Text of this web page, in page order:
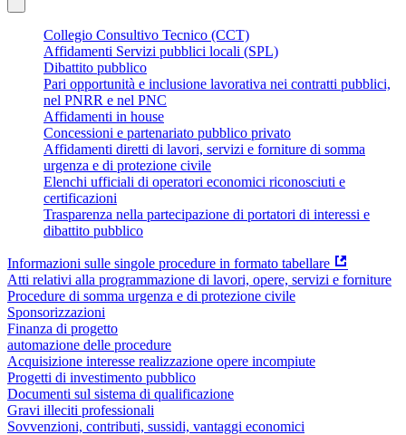
Collegio Consultivo Tecnico (CCT)
Affidamenti Servizi pubblici locali (SPL)
Dibattito pubblico
Pari opportunità e inclusione lavorativa nei contratti pubblici,
nel PNRR e nel PNC
Affidamenti in house
Concessioni e partenariato pubblico privato
Affidamenti diretti di lavori, servizi e forniture di somma
urgenza e di protezione civile
Elenchi ufficiali di operatori economici riconosciuti e
certificazioni
Trasparenza nella partecipazione di portatori di interessi e
dibattito pubblico
Informazioni sulle singole procedure in formato tabellare
Atti relativi alla programmazione di lavori, opere, servizi e forniture
Procedure di somma urgenza e di protezione civile
Sponsorizzazioni
Finanza di progetto
automazione delle procedure
Acquisizione interesse realizzazione opere incompiute
Progetti di investimento pubblico
Documenti sul sistema di qualificazione
Gravi illeciti professionali
Sovvenzioni, contributi, sussidi, vantaggi economici